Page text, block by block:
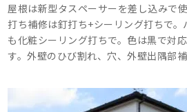
屋根は新型タスペーサーを差し込みで
打ち補修は釘打ち+シーリング打ちで
も化粧シーリング打ちで。色は黒で対
す。外壁のひび割れ、穴、外壁出隅部
で。破風板はハイパーシーラーエポで
を高めます。目地もシーリングで打ち